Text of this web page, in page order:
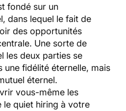
fondé sur un
dans lequel le fait de
des opportunités
Une sorte de
les deux parties se
une fidélité éternelle, mais
éternel.
vous-même les
le quiet hiring à votre